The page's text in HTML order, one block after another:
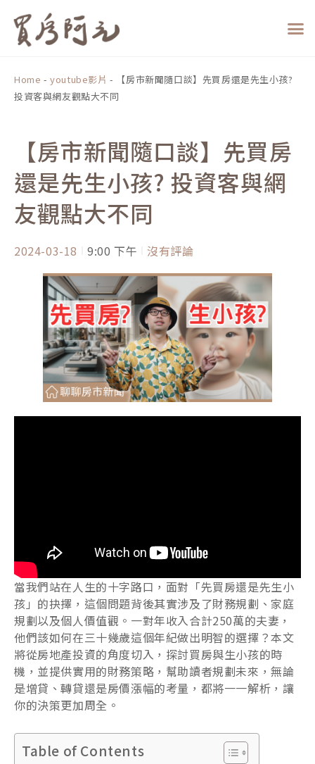
Home -youtube影片 -
【房市新聞隨口談】先買房還是先生小孩?
投資客與網友觀點大不同
【房市新聞隨口談】先買房
還是先生小孩? 投資客與網
友觀點大不同
2024-03-18 9:00 下午 沒有評論
當我們站在人生的十字路口，面對「先買房還是先生小
孩」的抉擇，這個問題背後其實涉及了財務規劃、家庭
規劃以及個人價值觀。一對年收入合計250萬的夫妻，
他們該如何在三十幾歲這個年紀做出明智的選擇？本文
將從房地產投資的角度切入，探討買房與生小孩的時
機，並提供實用的財務策略，幫助讀者規劃未來，無論
是增貸、轉貸還是房價漲幅的考量，都將一一解析，讓
你的決策更加周全。
Table of Contents